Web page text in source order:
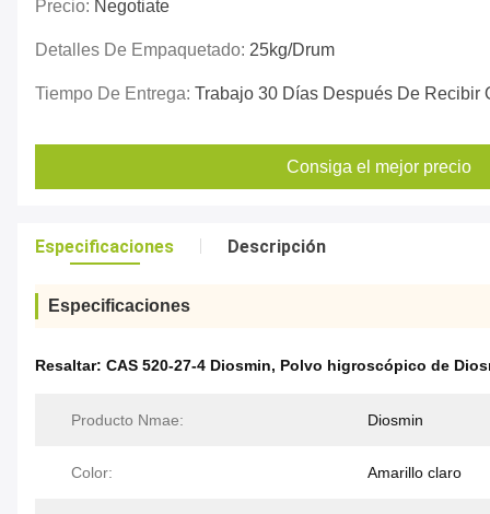
Precio: Negotiate
Detalles De Empaquetado: 25kg/drum
Tiempo De Entrega: Trabajo 30 Días Después De Recibir
Consiga el mejor precio
Especificaciones Descripción
Especificaciones
Resaltar: CAS 520-27-4 Diosmin, Polvo higroscópico de
Producto Nmae: Diosmin
Color: Amarillo claro